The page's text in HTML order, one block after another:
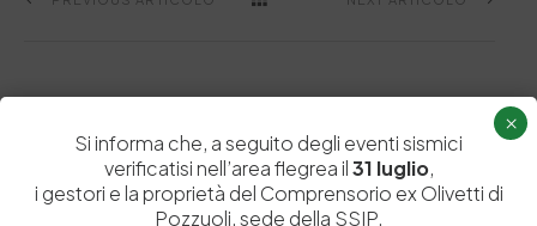
Related Posts
Si informa che, a seguito degli eventi sismici
verificatisi nell’area flegrea il31 luglio,
i gestori e la proprietà del Comprensorio ex Olivetti di
Pozzuoli, sede della SSIP,
×